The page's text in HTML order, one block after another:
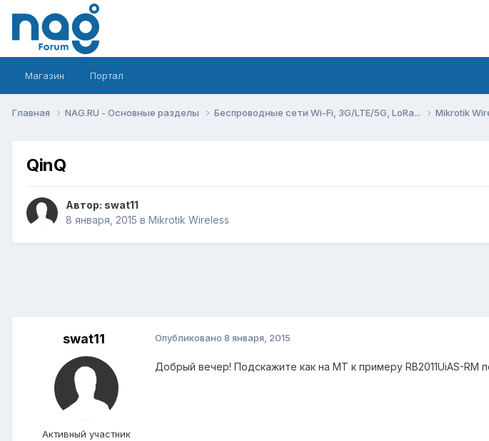
Магазин Портал
Главная NAG.RU - Основные разделы Беспроводные сети Wi-Fi, 3G/LTE/5G, LoRa... Mikrotik
QinQ
Автор: swat11
8 января, 2015 в Mikrotik Wireless
swat11
Активный участник
Опубликовано 8 января, 2015
Добрый вечер! Подскажите как на MT к примеру RB2011UiAS-RM